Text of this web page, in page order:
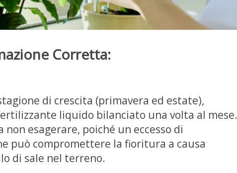
Corretta:
di crescita (primavera ed estate),
liquido bilanciato una volta al mese.
non esagerare, poiché un eccesso di
può compromettere la fioritura a causa
di sale nel terreno.